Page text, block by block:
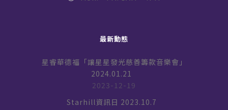
最新動態
星睿華德福「讓星星發光慈善籌款音樂會」
2024.01.21
2023-12-19
Starhill資訊日 2023.10.7